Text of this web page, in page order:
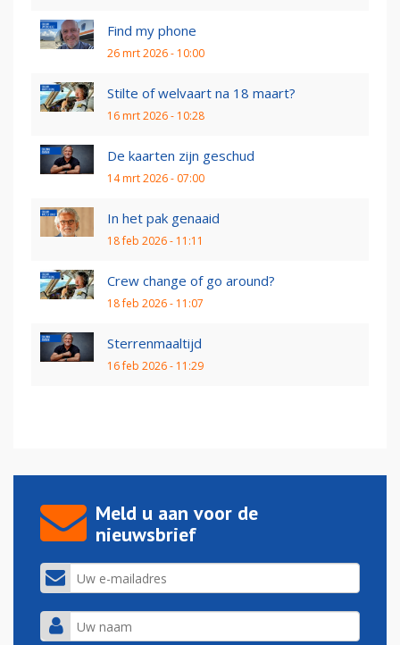
Find my phone
26 mrt 2026 - 10:00
Stilte of welvaart na 18 maart?
16 mrt 2026 - 10:28
De kaarten zijn geschud
14 mrt 2026 - 07:00
In het pak genaaid
18 feb 2026 - 11:11
Crew change of go around?
18 feb 2026 - 11:07
Sterrenmaaltijd
16 feb 2026 - 11:29
Meld u aan voor de
nieuwsbrief